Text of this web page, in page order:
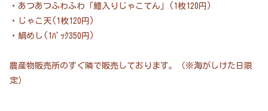
・あつあつふわふわ「鱧入りじゃこてん」(1枚120円)
・じゃこ天(1枚120円)
・鯛めし(1ﾊﾟｯｸ350円)
農産物販売所のすぐ隣で販売しております。（※海がしけた日限
定）